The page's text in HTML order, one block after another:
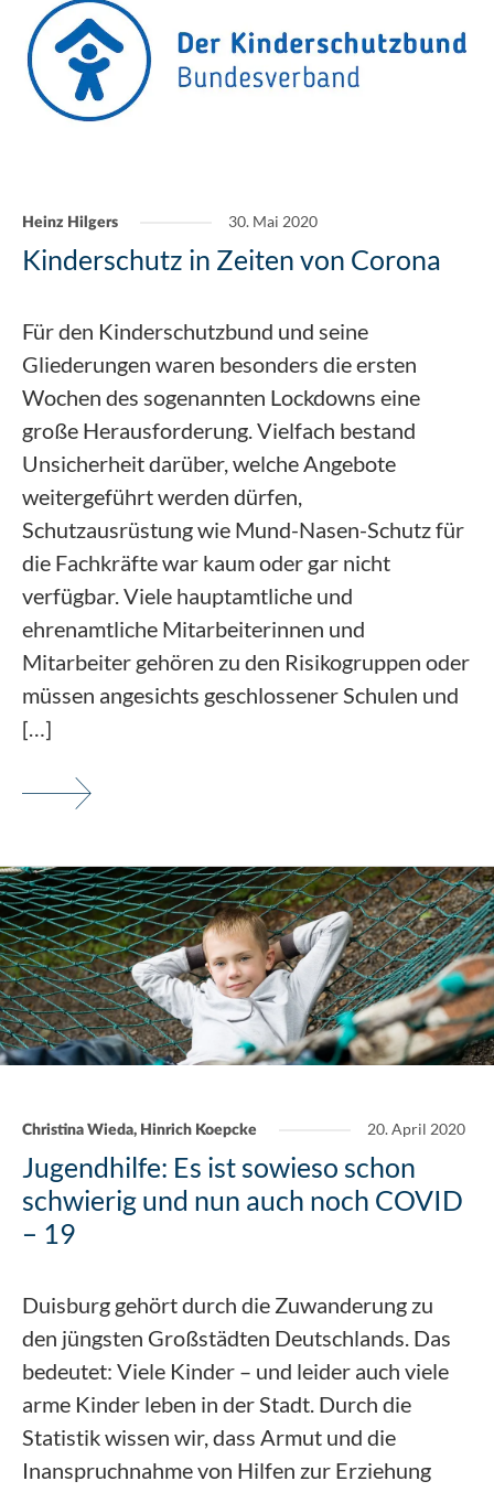
Heinz Hilgers 30. Mai 2020
Kinderschutz in Zeiten von Corona
Für den Kinderschutzbund und seine
Gliederungen waren besonders die ersten
Wochen des sogenannten Lockdowns eine
große Herausforderung. Vielfach bestand
Unsicherheit darüber, welche Angebote
weitergeführt werden dürfen,
Schutzausrüstung wie Mund-Nasen-Schutz für
die Fachkräfte war kaum oder gar nicht
verfügbar. Viele hauptamtliche und
ehrenamtliche Mitarbeiterinnen und
Mitarbeiter gehören zu den Risikogruppen oder
müssen angesichts geschlossener Schulen und
[…]
Christina Wieda, Hinrich Koepcke 20. April 2020
Jugendhilfe: Es ist sowieso schon
schwierig und nun auch noch COVID
– 19
Duisburg gehört durch die Zuwanderung zu
den jüngsten Großstädten Deutschlands. Das
bedeutet: Viele Kinder – und leider auch viele
arme Kinder leben in der Stadt. Durch die
Statistik wissen wir, dass Armut und die
Inanspruchnahme von Hilfen zur Erziehung